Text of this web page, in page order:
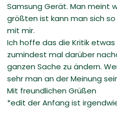
Samsung Gerät. Man meint
größten ist kann man sich
mit mir.
Ich hoffe das die Kritik
zumindest mal darüber
ganzen Sache zu ändern.
sehr man an der Meinung
Mit freundlichen Grüßen
*edit der Anfang ist